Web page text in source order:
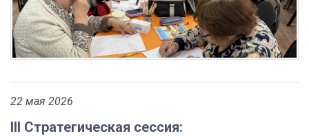
22 мая 2026
III Стратегическая сессия: